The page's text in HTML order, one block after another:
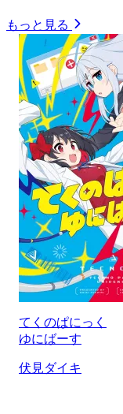
もっと見る
てくのぱにっく
ゆにばーす
伏見ダイキ